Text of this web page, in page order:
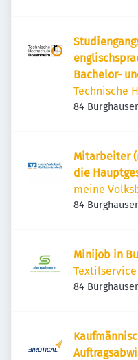
Bachelor-
Technische
84
Mitarbeiter
die
meine
84
Minijob in
84